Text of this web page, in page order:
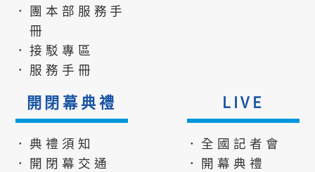
．團本部服務手
冊
．接駁專區
．服務手冊
開閉幕典禮
．典禮須知
．開閉幕交通
LIVE
．全國記者會
．開幕典禮